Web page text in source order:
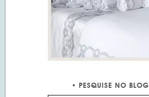
PESQUISE NO BLOG